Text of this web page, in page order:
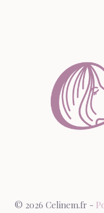
© 2026 Celinem.fr -